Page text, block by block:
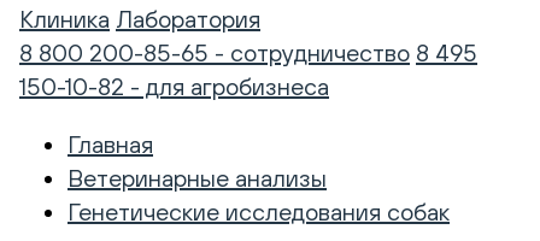
Клиника Лаборатория
8 800 200-85-65 - сотрудничество 8 495
150-10-82 - для агробизнеса
Главная
Ветеринарные анализы
Генетические исследования собак